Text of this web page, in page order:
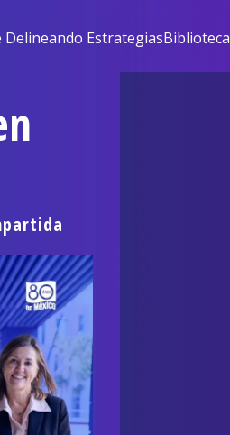
Delineando EstrategiasBiblioteca